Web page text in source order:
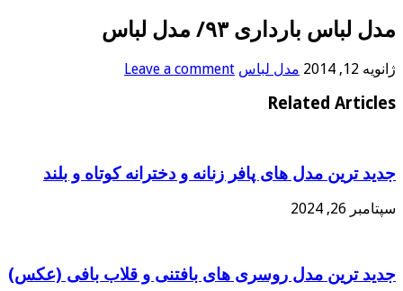
مدل لباس بارداری ۹۳/ مدل لباس
ژانویه 12, 2014 مدل لباس Leave a comment
Related Articles
جدید ترین مدل های پافر زنانه و دخترانه کوتاه و بلند
سپتامبر 26, 2024
جدید ترین مدل روسری های بافتنی و قلاب بافی (عکس)